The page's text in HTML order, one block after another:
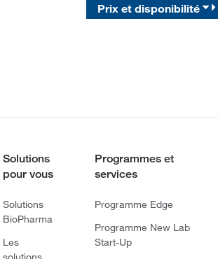
Prix et disponibilité
Solutions
pour vous
Solutions
BioPharma
Les
Programmes et
services
Programme Edge
Programme New Lab
Start-Up